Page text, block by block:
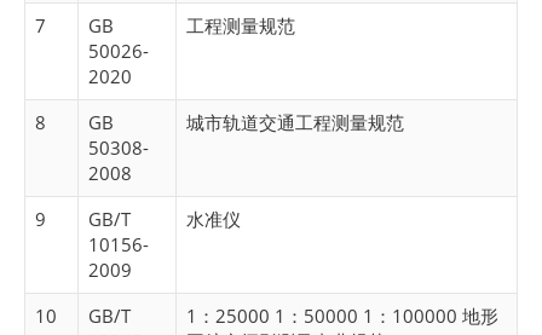
7
GB
50026-
2020
工程测量规范
8
GB
50308-
2008
城市轨道交通工程测量规范
9
GB/T
10156-
2009
水准仪
10
GB/T
1：25000 1：50000 1：100000 地形